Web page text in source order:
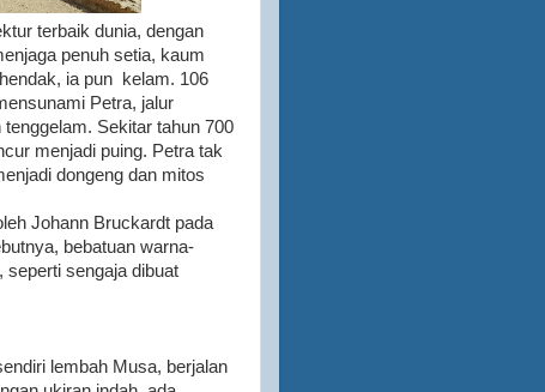
terbaik dunia, dengan
penuh setia, kaum
ia pun kelam. 106
Petra, jalur
Sekitar tahun 700
menjadi puing. Petra tak
dongeng dan mitos
Johann Bruckardt pada
bebatuan warna-
seperti sengaja dibuat
lembah Musa, berjalan